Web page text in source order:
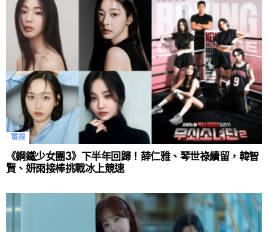
電視
《鋼鐵少女團3》下半年回歸！薛仁雅、琴世祿續留，韓智
賢、妍雨接棒挑戰冰上競速